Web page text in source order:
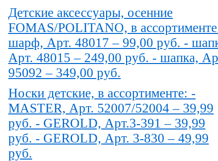
Детские аксессуары, осенние
FOMAS/POLITANO, в
шарф, Арт. 48017 – 99,00 руб. -
Арт. 48015 – 249,00 руб. - шапка,
95092 – 349,00 руб.
Носки детские, в ассортименте: -
MASTER, Арт. 52007/52004 – 39,99
руб. - GEROLD, Арт.3-391 – 39,99
руб. - GEROLD, Арт. 3-830 – 49,99
руб.